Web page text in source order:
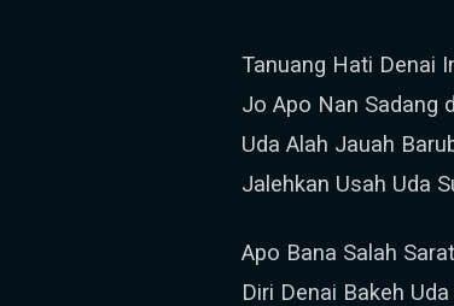
Tanuang Hati Denai
Jo Apo Nan Sadang
Uda Alah Jauah
Jalehkan Usah Uda
Apo Bana Salah
Diri Denai Bakeh